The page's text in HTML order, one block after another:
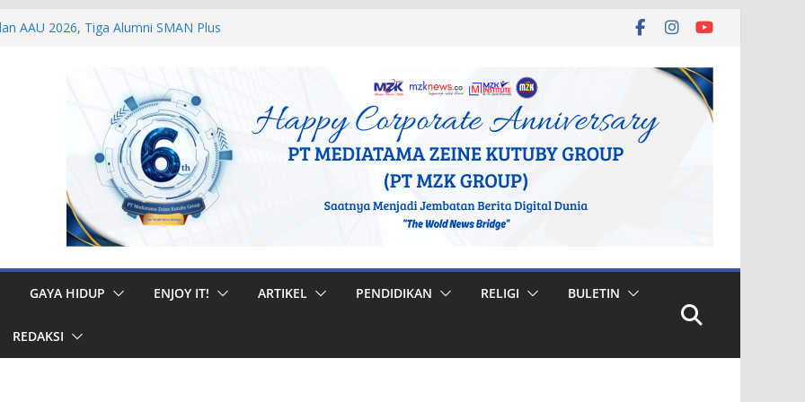
AAU 2026, Tiga Alumni SMAN Plus
Akpol Dampingi Siswa Sekolah
Bhakti 2026
Prajurit, Kodaeral V Hadiri Syukuran
Surabaya
Personel Lanud Sulaiman
Peserta World Boomerang Championship
GAYA HIDUP ENJOY IT! ARTIKEL PENDIDIKAN RELIGI BULETIN
REDAKSI